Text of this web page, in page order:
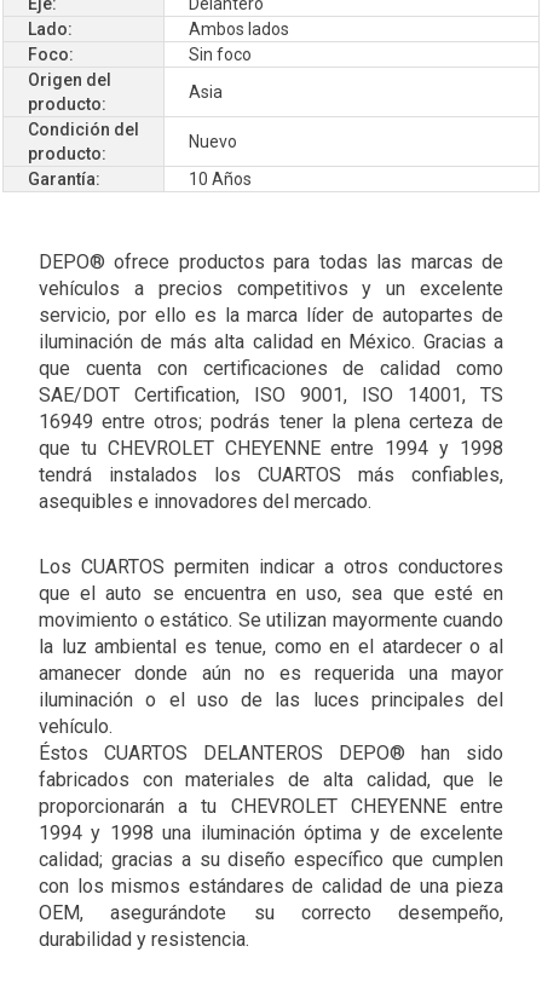
Lado:
Ambos lados
Foco:
Sin foco
Origen del
producto:
Asia
Condición del
producto:
Nuevo
Garantía:
10 Años
DEPO® ofrece productos para todas las marcas de
vehículos a precios competitivos y un excelente
servicio, por ello es la marca líder de autopartes de
iluminación de más alta calidad en México. Gracias a
que cuenta con certificaciones de calidad como
SAE/DOT Certification, ISO 9001, ISO 14001, TS
16949 entre otros; podrás tener la plena certeza de
que tu CHEVROLET CHEYENNE entre 1994 y 1998
tendrá instalados los CUARTOS más confiables,
asequibles e innovadores del mercado.
Los CUARTOS permiten indicar a otros conductores
que el auto se encuentra en uso, sea que esté en
movimiento o estático. Se utilizan mayormente cuando
la luz ambiental es tenue, como en el atardecer o al
amanecer donde aún no es requerida una mayor
iluminación o el uso de las luces principales del
vehículo.
Éstos CUARTOS DELANTEROS DEPO® han sido
fabricados con materiales de alta calidad, que le
proporcionarán a tu CHEVROLET CHEYENNE entre
1994 y 1998 una iluminación óptima y de excelente
calidad; gracias a su diseño específico que cumplen
con los mismos estándares de calidad de una pieza
OEM, asegurándote su correcto desempeño,
durabilidad y resistencia.